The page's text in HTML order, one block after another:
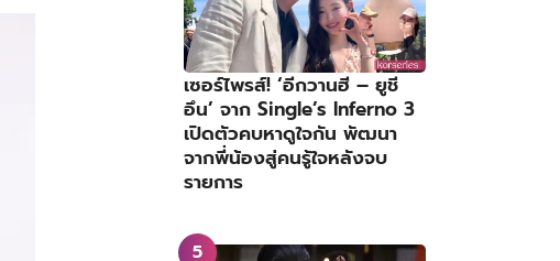
เซอร์ไพรส์! ‘อีกวานฮี – ยูชี
อึน’ จาก Single’s Inferno 3
เปิดตัวคบหาดูใจกัน พัฒนา
จากพี่น้องสู่คนรู้ใจหลังจบ
รายการ